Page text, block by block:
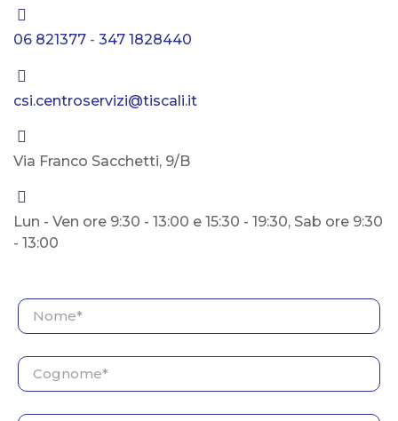
06 821377 - 347 1828440
csi.centroservizi@tiscali.it
Via Franco Sacchetti, 9/B
Lun - Ven ore 9:30 - 13:00 e 15:30 - 19:30, Sab ore 9:30
- 13:00